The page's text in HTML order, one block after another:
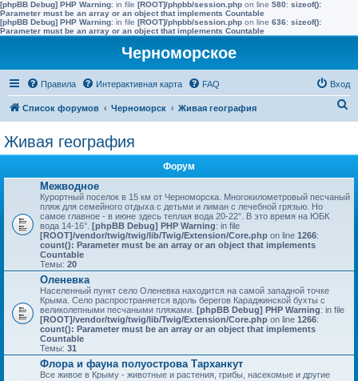
[phpBB Debug] PHP Warning: in file [ROOT]/phpbb/session.php on line 580: sizeof():
Parameter must be an array or an object that implements Countable
[phpBB Debug] PHP Warning: in file [ROOT]/phpbb/session.php on line 636: sizeof():
Parameter must be an array or an object that implements Countable
Черноморское
Правила Интерактивная карта FAQ Вход
Список форумов Черноморск Живая география
Живая география
Форум
Межводное
Курортный поселок в 15 км от Черноморска. Многокилометровый песчаный
пляж для семейного отдыха с детьми и лиман с лечебной грязью. Но
самое главное - в июне здесь теплая вода 20-22°. В это время на ЮБК
вода 14-16°. [phpBB Debug] PHP Warning: in file
[ROOT]/vendor/twig/twig/lib/Twig/Extension/Core.php on line 1266:
count(): Parameter must be an array or an object that implements
Countable
Темы: 20
Оленевка
Населенный пункт село Оленевка находится на самой западной точке
Крыма. Село распространяется вдоль берегов Караджинской бухты с
великолепными песчаными пляжами. [phpBB Debug] PHP Warning: in file
[ROOT]/vendor/twig/twig/lib/Twig/Extension/Core.php on line 1266:
count(): Parameter must be an array or an object that implements
Countable
Темы: 31
Флора и фауна полуострова Тарханкут
Все живое в Крыму - животные и растения, грибы, насекомые и другие